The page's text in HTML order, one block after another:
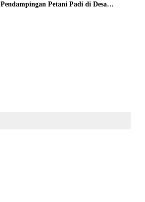
Pendampingan Petani Padi di Desa